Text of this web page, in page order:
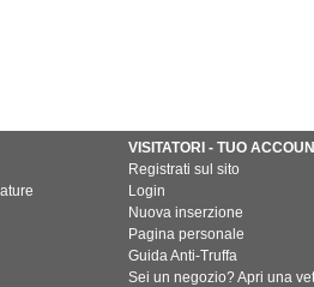
VISITATORI - TUO
Registrati sul sito
Login
Nuova inserzione
Pagina personale
Guida Anti-Truffa
Sei un negozio? Apri una